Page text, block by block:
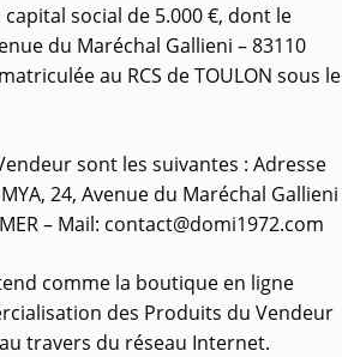
social de 5.000 €, dont le
du Maréchal Gallieni – 83110
au RCS de TOULON sous le
sont les suivantes : Adresse
24, Avenue du Maréchal Gallieni
– Mail: contact@domi1972.com
comme la boutique en ligne
des Produits du Vendeur
travers du réseau Internet.